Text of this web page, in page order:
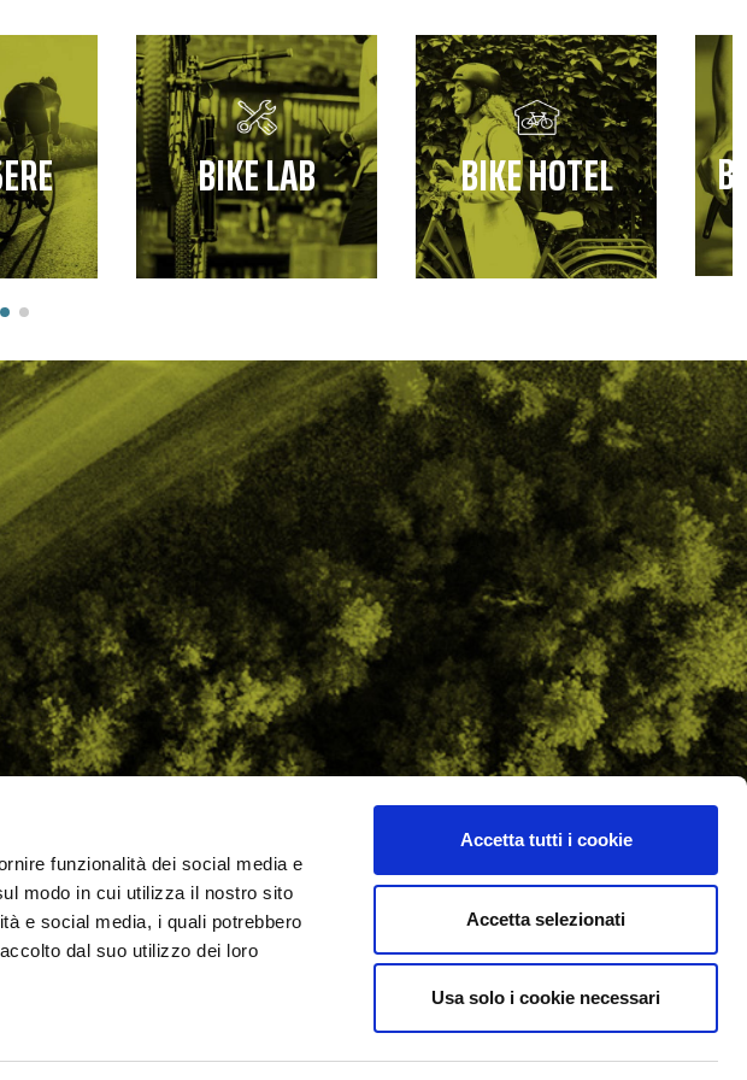
funzionalità dei social media e
modo in cui utilizza il nostro sito
e social media, i quali potrebbero
dal suo utilizzo dei loro
Accetta tutti i cookie
Accetta selezionati
Usa solo i cookie necessari
BIKE LAB BIKE HOTEL
BIKE LAB
BIKE HOTEL
BIKE ECONOMY
Chilometro 162 srl
bici.PRO